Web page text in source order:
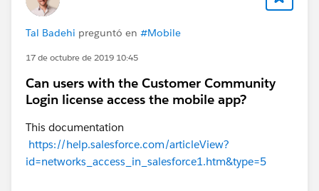
Tal Badehi preguntó en #Mobile
17 de octubre de 2019 10:45
Can users with the Customer Community
Login license access the mobile app?
This documentation
https://help.salesforce.com/articleView?
id=networks_access_in_salesforce1.htm&type=5